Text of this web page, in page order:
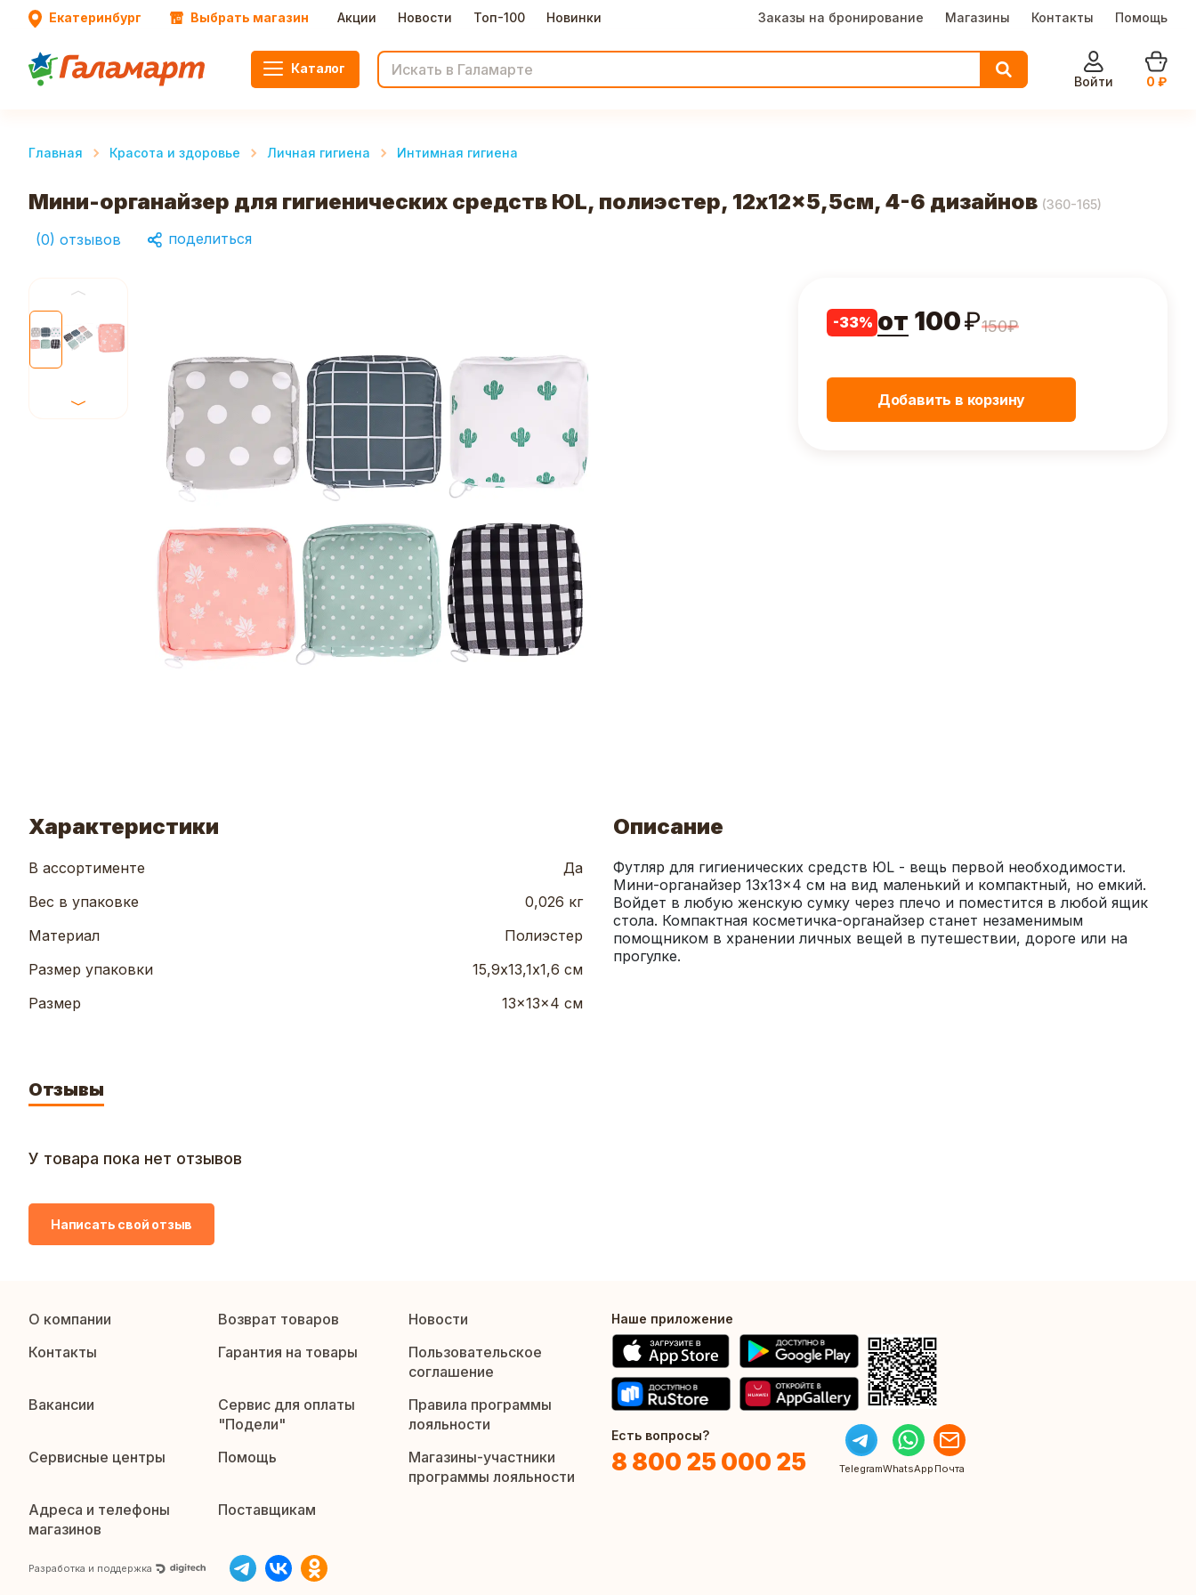
Екатеринбург Выбрать магазин Акции Новости Топ-100 Новинки Заказы на бронирование Магазины Контакты Помощь
Каталог
Войти
0 ₽
Главная Красота и здоровье Личная гигиена Интимная гигиена
Мини-органайзер для гигиенических средств ЮL, полиэстер, 12x12x5,5см, 4-6 дизайнов (360-165)
(0) отзывов поделиться
-33% от 100₽150₽
Добавить в корзину
Характеристики
В ассортименте
Да
Вес в упаковке
0,026 кг
Материал
Полиэстер
Размер упаковки
15,9х13,1х1,6 см
Размер
13x13x4 см
Описание
Футляр для гигиенических средств ЮL - вещь первой необходимости.
Мини-органайзер 13x13x4 см на вид маленький и компактный, но емкий.
Войдет в любую женскую сумку через плечо и поместится в любой ящик
стола. Компактная косметичка-органайзер станет незаменимым
помощником в хранении личных вещей в путешествии, дороге или на
прогулке.
Отзывы
У товара пока нет отзывов
Написать свой отзыв
О компании Возврат товаров
Новости
Контакты
Гарантия на товары
Пользовательское
соглашение
Вакансии
Сервис для оплаты
"Подели"
Правила программы
лояльности
Сервисные центры
Помощь
Магазины-участники
программы лояльности
Адреса и телефоны
магазинов
Поставщикам
Разработка и поддержка
Наше приложение
Есть вопросы?
8 800 25 000 25 TelegramWhatsApp Почта